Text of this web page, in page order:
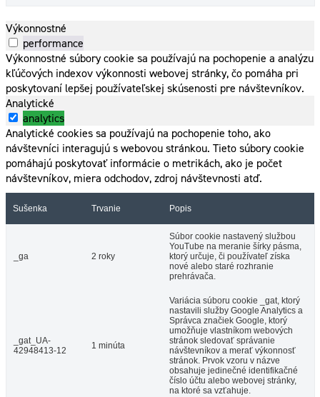
Výkonnostné
performance
Výkonnostné súbory cookie sa používajú na pochopenie a analýzu
kľúčových indexov výkonnosti webovej stránky, čo pomáha pri
poskytovaní lepšej používateľskej skúsenosti pre návštevníkov.
Analytické
analytics
Analytické cookies sa používajú na pochopenie toho, ako
návštevníci interagujú s webovou stránkou. Tieto súbory cookie
pomáhajú poskytovať informácie o metrikách, ako je počet
návštevníkov, miera odchodov, zdroj návštevnosti atď.
Sušenka Trvanie Popis
_ga 2 roky
Súbor cookie nastavený službou
YouTube na meranie šírky pásma,
ktorý určuje, či používateľ získa
nové alebo staré rozhranie
prehrávača.
_gat_UA-
42948413-12
1 minúta
Variácia súboru cookie _gat, ktorý
nastavili služby Google Analytics a
Správca značiek Google, ktorý
umožňuje vlastníkom webových
stránok sledovať správanie
návštevníkov a merať výkonnosť
stránok. Prvok vzoru v názve
obsahuje jedinečné identifikačné
číslo účtu alebo webovej stránky,
na ktoré sa vzťahuje.